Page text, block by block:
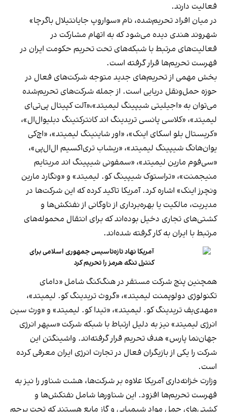
فعالیت دارند.
در میان افراد تحریم‌شده، نام «سواروپ جایانتیلال باگرچا»
شهروند هندی دیده می‌شود که به اتهام مشارکت در
فعالیت‌های مرتبط با شبکه‌های تحت تحریم حکومت ایران در
فهرست تحریم‌ها قرار گرفته است.
بخش مهمی از تحریم‌های جدید متوجه شرکت‌های فعال در
حوزه حمل‌ونقل دریایی است. از جمله شرکت‌های تحریم‌شده
می‌توان به «اجیلیتی شیپینگ لیمیتد»،«آلت کپیتال پی‌تی‌ای
لیمیتد»، «کلاسی پانسی تریدینگ اند کانترکتینگ دبلیو‌ال‌ال»،
«کریستال بلو اسکای اینک»، «اور شاینینگ لیمیتد»، «اچ‌کی
یوان‌هانگ شیپینگ لیمیتد»، «ریشاب تری‌اکسیم ال‌ال‌پی»،
«سی‌فوم مارین لیمیتد»، «سمفونی شیپینگ اند مریتایم
منیجمنت»، «تراستوک شیپینگ کو. لیمیتد» و «ونگارد مارین
ونچرز اینک» اشاره کرد. آمریکا تاکید کرده که این شرکت‌ها در
مدیریت، مالکیت یا بهره‌برداری از ناوگانی از نفتکش‌ها و
کشتی‌های تجاری دخیل بوده‌اند که برای انتقال محموله‌های
مرتبط با ایران به کار گرفته شده‌اند.
آمریکا نهاد تازه‌تاسیس جمهوری اسلامی برای
کنترل تنگه هرمز را تحریم کرد
همچنین پنج شرکت مستقر در هنگ‌کنگ شامل «دامای
تکنولوژی دولوپمنت لیمیتد»، «گروث تریدینگ کو. لیمیتد»،
«مهدی‌یف تریدینگ کو. لیمیتد»، «تیدا کو. لیمیتد» و «ورث سین
انرژی لیمیتد» نیز به دلیل ارتباط با شبکه شرکت «سپهر انرژی
جهان‌نما پارس» هدف تحریم قرار گرفته‌اند. واشینگتن این
شرکت را یکی از بازیگران فعال در تجارت انرژی ایران معرفی کرده
است.
وزارت خزانه‌داری آمریکا علاوه بر شرکت‌ها، هشت شناور را نیز به
فهرست تحریم‌ها افزود. این شناورها شامل نفتکش‌ها و
کشتی‌های حمل مواد شیمیایی و گاز مایع هستند که تحت پرچم